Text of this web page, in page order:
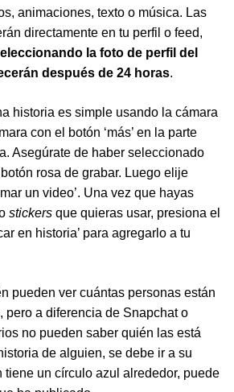
animaciones, texto o música. Las
directamente en tu perfil o feed,
la foto de perfil del
después de 24 horas.
historia es simple usando la cámara
con el botón ‘más’ en la parte
Asegúrate de haber seleccionado
botón rosa de grabar. Luego elije
un video’. Una vez que hayas
stickers que quieras usar, presiona el
en historia’ para agregarlo a tu
pueden ver cuántas personas están
pero a diferencia de Snapchat o
no pueden saber quién las está
de alguien, se debe ir a su
tiene un círculo azul alrededor, puede